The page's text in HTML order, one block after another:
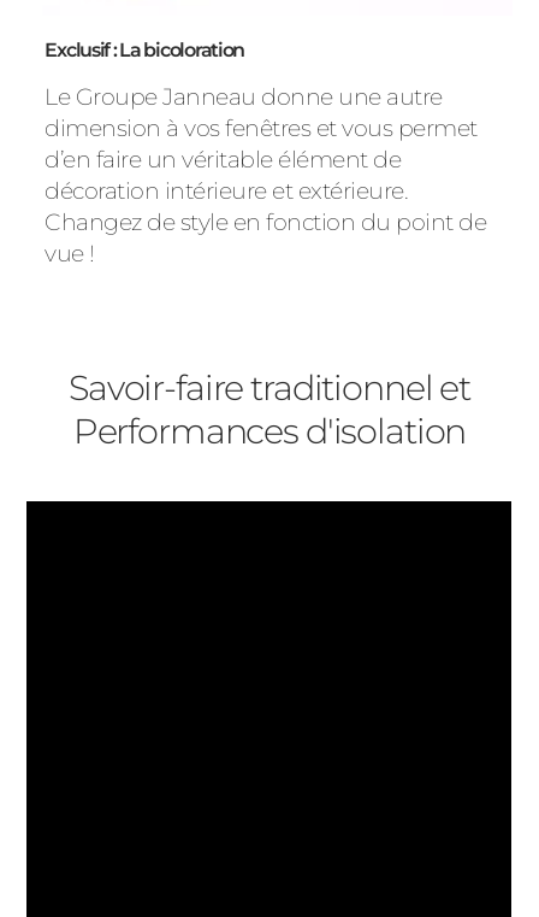
Exclusif : La bicoloration
Le Groupe Janneau donne une autre
dimension à vos fenêtres et vous permet
d’en faire un véritable élément de
décoration intérieure et extérieure.
Changez de style en fonction du point de
vue !
Savoir-faire traditionnel et
Performances d'isolation